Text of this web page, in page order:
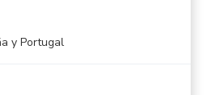
y Portugal